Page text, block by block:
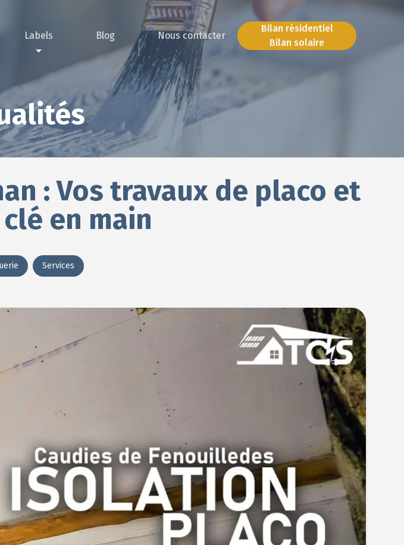
contrôleur
Labels
Label RGE
Blog Nous contacter
Bilan résidentiel
Bilan solaire
: Vos travaux de placo et
en main
Services